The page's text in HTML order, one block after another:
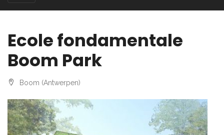
Ecole fondamentale
Boom Park
Boom (Antwerpen)